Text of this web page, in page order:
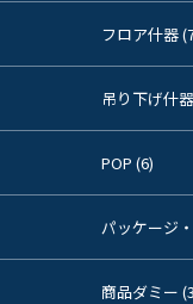
フロア什器
吊り下げ什
POP (6)
パッケージ
商品ダミー